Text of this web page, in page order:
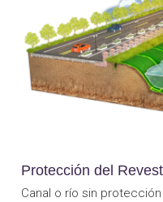
Protección del
Canal o río sin